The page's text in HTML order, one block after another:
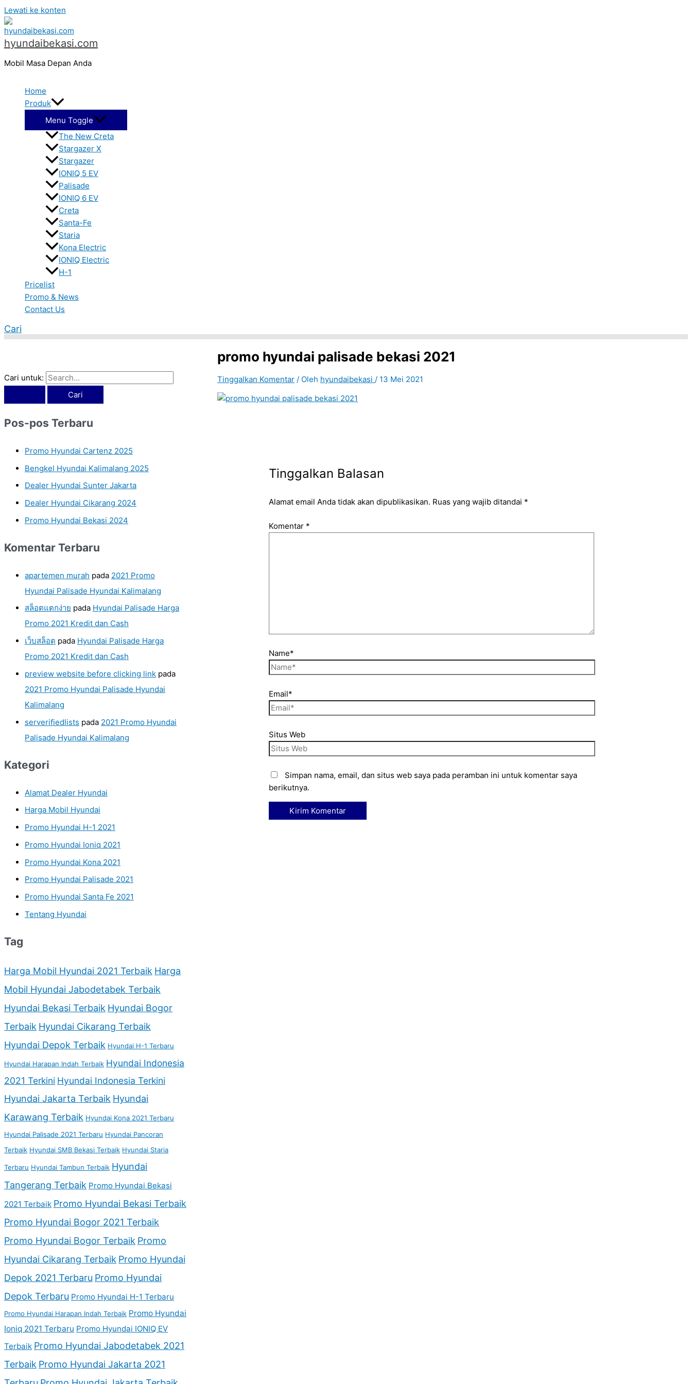
Lewati ke konten
hyundaibekasi.com
Mobil Masa Depan Anda
Home
Produk
Menu Toggle
The New Creta
Stargazer X
Stargazer
IONIQ 5 EV
Palisade
IONIQ 6 EV
Creta
Santa-Fe
Staria
Kona Electric
IONIQ Electric
H-1
Pricelist
Promo & News
Contact Us
Cari
Cari untuk:
Pos-pos Terbaru
Promo Hyundai Cartenz 2025
Bengkel Hyundai Kalimalang 2025
Dealer Hyundai Sunter Jakarta
Dealer Hyundai Cikarang 2024
Promo Hyundai Bekasi 2024
Komentar Terbaru
apartemen murah pada 2021 Promo
Hyundai Palisade Hyundai Kalimalang
สล็อตแตกง่าย pada Hyundai Palisade Harga
Promo 2021 Kredit dan Cash
เว็บสล็อต pada Hyundai Palisade Harga
Promo 2021 Kredit dan Cash
preview website before clicking link pada
2021 Promo Hyundai Palisade Hyundai
Kalimalang
serverifiedlists pada 2021 Promo Hyundai
Palisade Hyundai Kalimalang
Kategori
Alamat Dealer Hyundai
Harga Mobil Hyundai
Promo Hyundai H-1 2021
Promo Hyundai Ioniq 2021
Promo Hyundai Kona 2021
Promo Hyundai Palisade 2021
Promo Hyundai Santa Fe 2021
Tentang Hyundai
Tag
Harga Mobil Hyundai 2021 Terbaik Harga
Mobil Hyundai Jabodetabek Terbaik
Hyundai Bekasi Terbaik Hyundai Bogor
Terbaik Hyundai Cikarang Terbaik
Hyundai Depok Terbaik Hyundai H-1 Terbaru
Hyundai Harapan Indah Terbaik Hyundai Indonesia
2021 Terkini Hyundai Indonesia Terkini
Hyundai Jakarta Terbaik Hyundai
Karawang Terbaik Hyundai Kona 2021 Terbaru
Hyundai Palisade 2021 Terbaru Hyundai Pancoran
Terbaik Hyundai SMB Bekasi Terbaik Hyundai Staria
Terbaru Hyundai Tambun Terbaik Hyundai
Tangerang Terbaik Promo Hyundai Bekasi
2021 Terbaik Promo Hyundai Bekasi Terbaik
Promo Hyundai Bogor 2021 Terbaik
Promo Hyundai Bogor Terbaik Promo
Hyundai Cikarang Terbaik Promo Hyundai
Depok 2021 Terbaru Promo Hyundai
Depok Terbaru Promo Hyundai H-1 Terbaru
Promo Hyundai Harapan Indah Terbaik Promo Hyundai
Ioniq 2021 Terbaru Promo Hyundai IONIQ EV
Terbaik Promo Hyundai Jabodetabek 2021
Terbaik Promo Hyundai Jakarta 2021
promo hyundai palisade bekasi 2021
Tinggalkan Komentar / Oleh hyundaibekasi / 13 Mei 2021
Tinggalkan Balasan
Alamat email Anda tidak akan dipublikasikan. Ruas yang wajib ditandai *
Komentar *
Name*
Email*
Situs Web
Simpan nama, email, dan situs web saya pada peramban ini untuk komentar saya
berikutnya.